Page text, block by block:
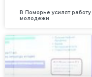
В Поморье усилят
молодежи